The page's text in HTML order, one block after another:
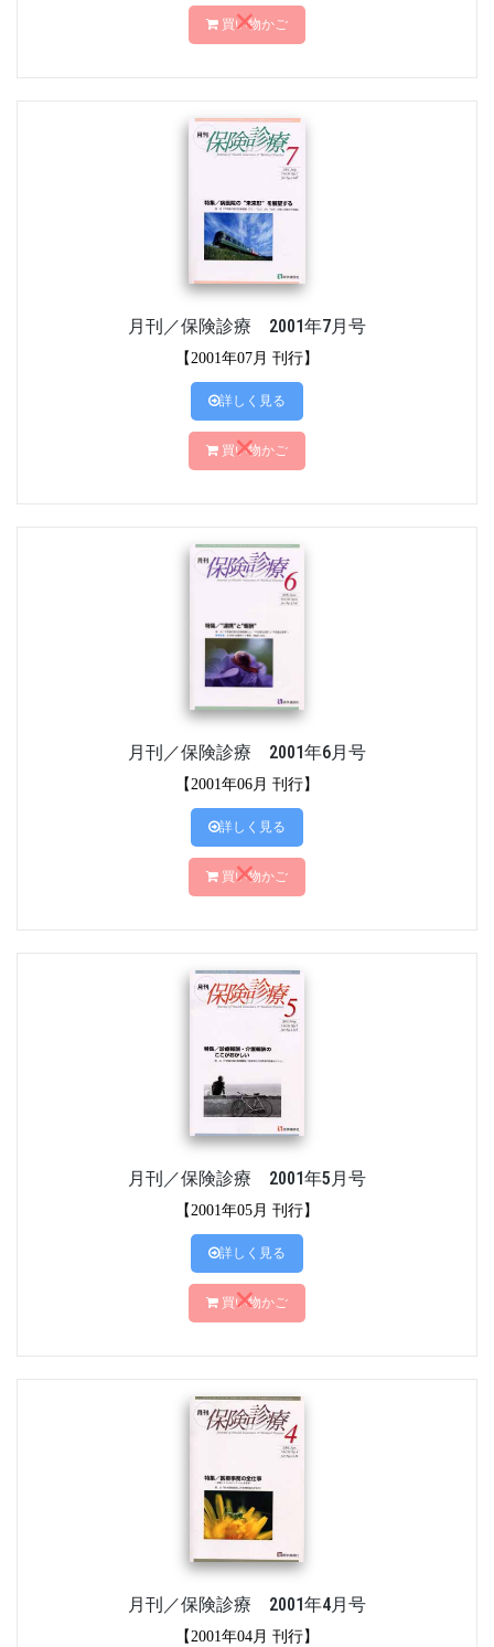
買い物かご
月刊／保険診療 2001年7月号
【2001年07月 刊行】
詳しく見る
買い物かご
月刊／保険診療 2001年6月号
【2001年06月 刊行】
詳しく見る
買い物かご
月刊／保険診療 2001年5月号
【2001年05月 刊行】
詳しく見る
買い物かご
月刊／保険診療 2001年4月号
【2001年04月 刊行】